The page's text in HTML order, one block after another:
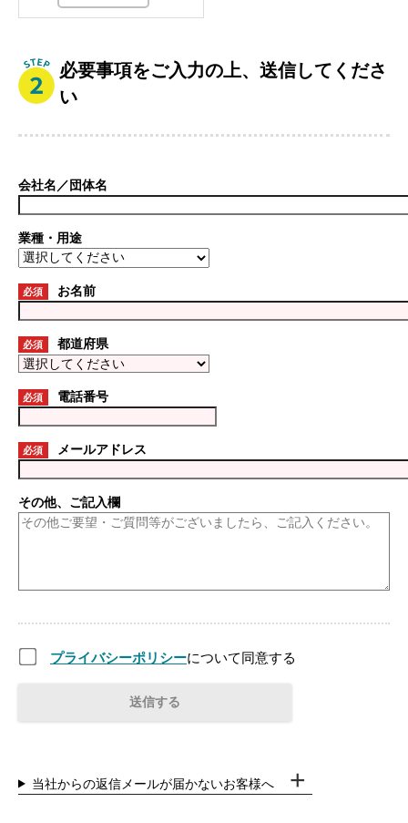
必要事項をご入力の上、送信してくださ
い
会社名／団体名
業種・用途
必須 お名前
必須 都道府県
必須 電話番号
必須 メールアドレス
その他、ご記入欄
プライバシーポリシーについて同意する
当社からの返信メールが届かないお客様へ